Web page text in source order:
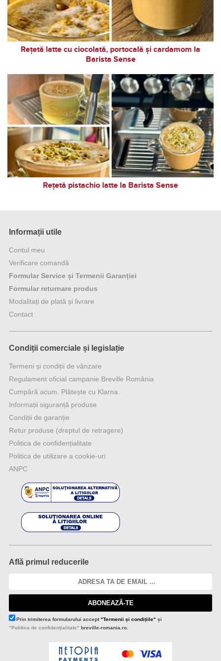
Rețetă latte cu ciocolată, portocală și cardamom la
Barista Sense
Rețetă pistachio latte la Barista Sense
Informații utile
Contul meu
Verificare comandă
Formular Service și Termenii Garanției
Formular returnare produs
Modalitați de plată și livrare
Contact
Condiții comerciale și legislație
Termeni și condiții de vânzare
Regulament oficial campanie Breville România
Cumpără acum. Plătește cu Klarna.
Informații siguranță produse
Condiții de garanție
Retur produse (dreptul de retragere)
Politica de confidențialitate
Politica de utilizare a cookie-uri
ANPC
Află primul reducerile
ABONEAZĂ-TE
Prin trimiterea formularului accept"Termenii și condițiile" și
"Politica de confidențialitate" breville-romania.ro.